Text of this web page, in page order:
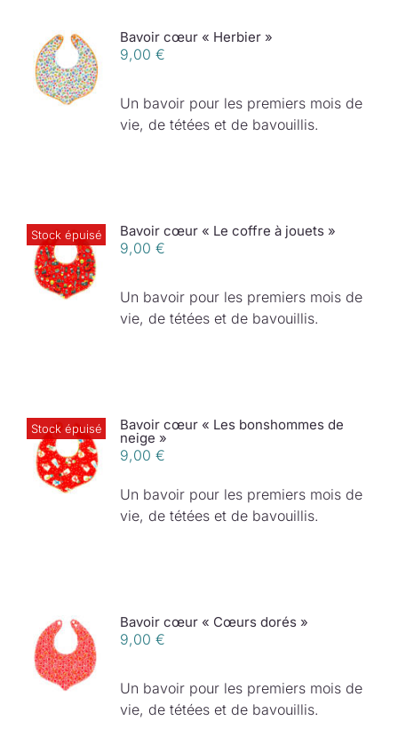
Bavoir cœur « Herbier »
9,00 €
Un bavoir pour les premiers mois de
vie, de tétées et de bavouillis.
Stock épuisé Bavoir cœur « Le coffre à jouets »
9,00 €
Un bavoir pour les premiers mois de
vie, de tétées et de bavouillis.
Stock épuisé Bavoir cœur « Les bonshommes de
neige »
9,00 €
Un bavoir pour les premiers mois de
vie, de tétées et de bavouillis.
Bavoir cœur « Cœurs dorés »
9,00 €
Un bavoir pour les premiers mois de
vie, de tétées et de bavouillis.